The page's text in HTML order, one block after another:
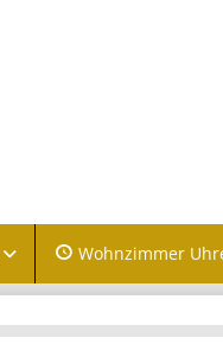
Wohnzimmer